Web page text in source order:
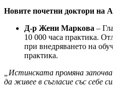
Новите почетни доктори на
Д-р Жени Маркова –
10 000 часа практика.
при внедряването на
практика.
„Истинската промяна
да живее в съгласие със себе